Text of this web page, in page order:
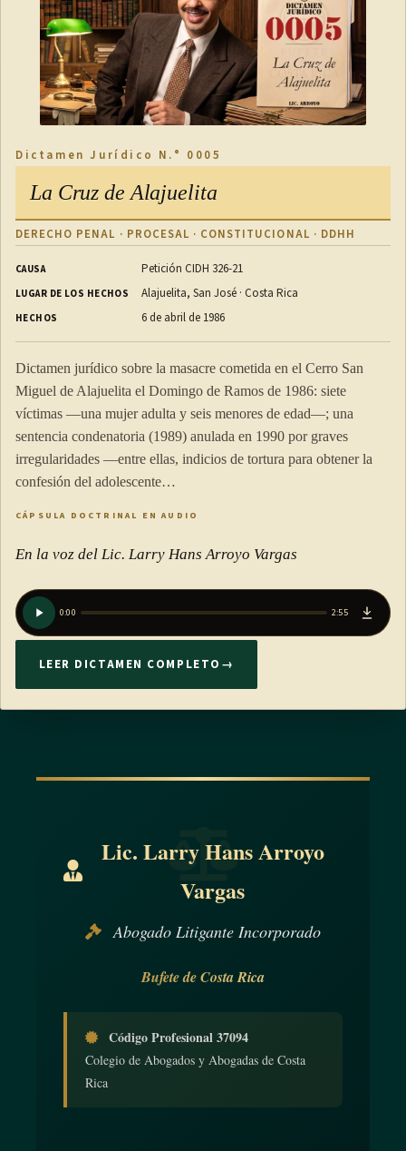
Dictamen Jurídico N.° 0005
La Cruz de Alajuelita
DERECHO PENAL · PROCESAL · CONSTITUCIONAL · DDHH
CAUSA Petición CIDH 326-21
LUGAR DE LOS HECHOS Alajuelita, San José · Costa Rica
HECHOS 6 de abril de 1986
Dictamen jurídico sobre la masacre cometida en el Cerro San
Miguel de Alajuelita el Domingo de Ramos de 1986: siete
víctimas —una mujer adulta y seis menores de edad—; una
sentencia condenatoria (1989) anulada en 1990 por graves
irregularidades —entre ellas, indicios de tortura para obtener la
confesión del adolescente…
CÁPSULA DOCTRINAL EN AUDIO
En la voz del Lic. Larry Hans Arroyo Vargas
0:00 2:55
LEER DICTAMEN COMPLETO →
Lic. Larry Hans Arroyo
Vargas
Abogado Litigante Incorporado
Bufete de Costa Rica
Código Profesional 37094
Colegio de Abogados y Abogadas de Costa
Rica